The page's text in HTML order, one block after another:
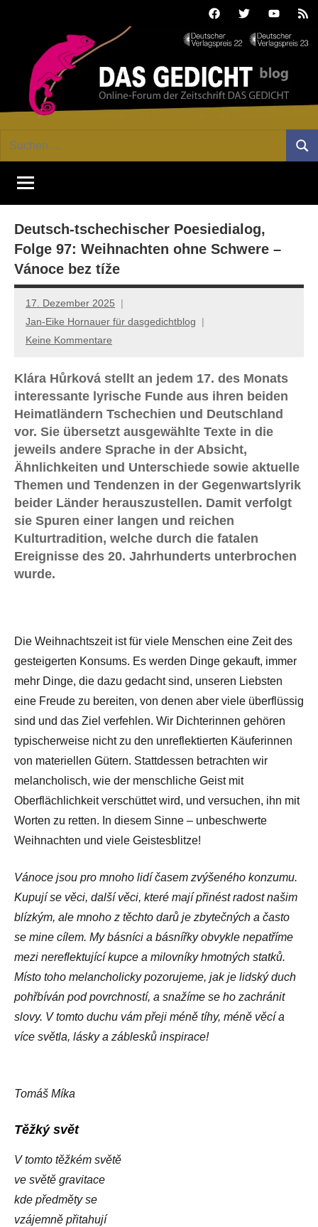
FacebookTwitterYoutube
GEDICHT
blog
Forum
von
DAS
Lyrik,
Essay
Suchen
Deutsch-tschechischer Poesiedialog,
Folge 97: Weihnachten ohne Schwere –
Vánoce bez tíže
17. Dezember 2025
Jan-Eike Hornauer für dasgedichtblog
Keine Kommentare
Klára Hůrková stellt an jedem 17. des Monats
interessante lyrische Funde aus ihren beiden
Heimatländern Tschechien und Deutschland
vor. Sie übersetzt ausgewählte Texte in die
jeweils andere Sprache in der Absicht,
Ähnlichkeiten und Unterschiede sowie aktuelle
Themen und Tendenzen in der Gegenwartslyrik
beider Länder herauszustellen. Damit verfolgt
sie Spuren einer langen und reichen
Kulturtradition, welche durch die fatalen
Ereignisse des 20. Jahrhunderts unterbrochen
wurde.
Die Weihnachtszeit ist für viele Menschen eine Zeit des
gesteigerten Konsums. Es werden Dinge gekauft, immer
mehr Dinge, die dazu gedacht sind, unseren Liebsten
eine Freude zu bereiten, von denen aber viele überflüssig
sind und das Ziel verfehlen. Wir Dichterinnen gehören
typischerweise nicht zu den unreflektierten Käuferinnen
von materiellen Gütern. Stattdessen betrachten wir
melancholisch, wie der menschliche Geist mit
Oberflächlichkeit verschüttet wird, und versuchen, ihn mit
Worten zu retten. In diesem Sinne – unbeschwerte
Weihnachten und viele Geistesblitze!
Vánoce jsou pro mnoho lidí časem zvýšeného konzumu.
Kupují se věci, další věci, které mají přinést radost našim
blízkým, ale mnoho z těchto darů je zbytečných a často
se mine cílem. My básníci a básnířky obvykle nepatříme
mezi nereflektující kupce a milovníky hmotných statků.
Místo toho melancholicky pozorujeme, jak je lidský duch
pohřbíván pod povrchností, a snažíme se ho zachránit
slovy. V tomto duchu vám přeji méně tíhy, méně věcí a
více světla, lásky a záblesků inspirace!
Tomáš Míka
Těžký svět
V tomto těžkém světě
ve světě gravitace
kde předměty se
vzájemně přitahují